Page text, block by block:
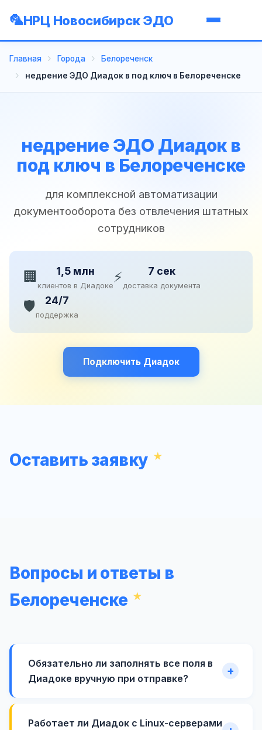
НРЦ Новосибирск ЭДО
Главная Города
Белореченск
недрение ЭДО Диадок в под ключ в Белореченске
недрение ЭДО Диадок в
под ключ в Белореченске
для комплексной автоматизации
документооборота без отвлечения штатных
сотрудников
🏢 1,5 млн
клиентов в Диадоке⚡ 7 сек
доставка документа
🛡️ 24/7
поддержка
Подключить Диадок
Оставить заявку
Вопросы и ответы в
Белореченске
Обязательно ли заполнять все поля в
Диадоке вручную при отправке?
Работает ли Диадок с Linux-серверами